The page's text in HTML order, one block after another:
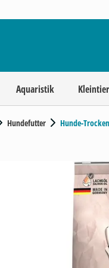
Aquaristik Kleintier
Hundefutter Hunde-